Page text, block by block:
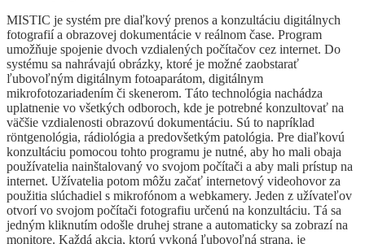
MISTIC je systém pre diaľkový prenos a konzultáciu digitálnych
fotografií a obrazovej dokumentácie v reálnom čase. Program
umožňuje spojenie dvoch vzdialených počítačov cez internet. Do
systému sa nahrávajú obrázky, ktoré je možné zaobstarať
ľubovoľným digitálnym fotoaparátom, digitálnym
mikrofotozariadením či skenerom. Táto technológia nachádza
uplatnenie vo všetkých odboroch, kde je potrebné konzultovať na
väčšie vzdialenosti obrazovú dokumentáciu. Sú to napríklad
röntgenológia, rádiológia a predovšetkým patológia. Pre diaľkovú
konzultáciu pomocou tohto programu je nutné, aby ho mali obaja
používatelia nainštalovaný vo svojom počítači a aby mali prístup na
internet. Užívatelia potom môžu začať internetový videohovor za
použitia slúchadiel s mikrofónom a webkamery. Jeden z užívateľov
otvorí vo svojom počítači fotografiu určenú na konzultáciu. Tá sa
jedným kliknutím odošle druhej strane a automaticky sa zobrazí na
monitore. Každá akcia, ktorú vykoná ľubovoľná strana, je